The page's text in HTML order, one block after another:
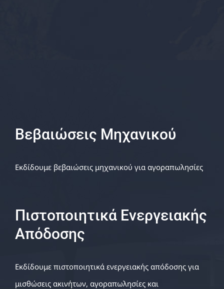
Βεβαιώσεις Μηχανικού
Εκδίδουμε βεβαιώσεις μηχανικού για αγοραπωλησίες
Πιστοποιητικά Ενεργειακής
Απόδοσης
Εκδίδουμε πιστοποιητικά ενεργειακής απόδοσης για
μισθώσεις ακινήτων, αγοραπωλησίες και